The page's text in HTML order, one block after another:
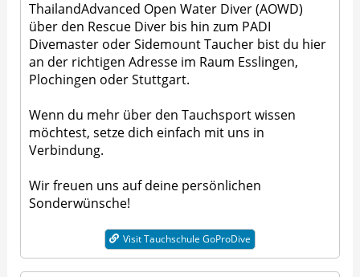
ThailandAdvanced Open Water Diver (AOWD)
über den Rescue Diver bis hin zum PADI
Divemaster oder Sidemount Taucher bist du hier
an der richtigen Adresse im Raum Esslingen,
Plochingen oder Stuttgart.
Wenn du mehr über den Tauchsport wissen
möchtest, setze dich einfach mit uns in
Verbindung.
Wir freuen uns auf deine persönlichen
Sonderwünsche!
Visit Tauchschule GoProDive